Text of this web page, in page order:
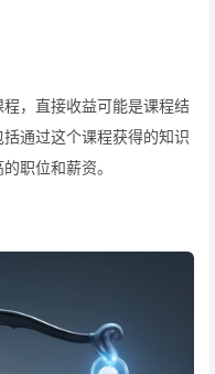
，直接收益可能是课程结
通过这个课程获得的知识
职位和薪资。